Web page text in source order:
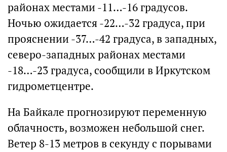
районах местами -11…-16 градусов.
Ночью ожидается -22…-32 градуса, при
прояснении -37…-42 градуса, в западных,
северо-западных районах местами
-18…-23 градуса, сообщили в Иркутском
гидрометцентре.
На Байкале прогнозируют переменную
облачность, возможен небольшой снег.
Ветер 8-13 метров в секунду с порывами